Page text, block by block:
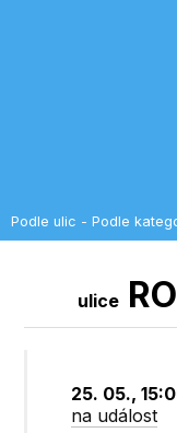
Podle ulic - Podle
ulice
25. 05.,
na událost